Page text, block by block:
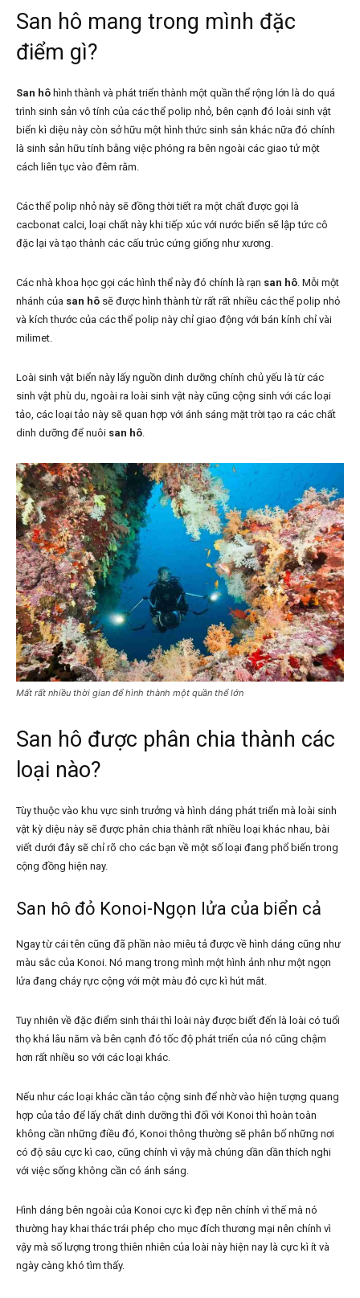
San hô mang trong mình đặc
điểm gì?
San hô hình thành và phát triển thành một quần thể rộng lớn là do quá
trình sinh sản vô tính của các thể polip nhỏ, bên cạnh đó loài sinh vật
biển kì diệu này còn sở hữu một hình thức sinh sản khác nữa đó chính
là sinh sản hữu tính bằng việc phóng ra bên ngoài các giao tử một
cách liên tục vào đêm rằm.
Các thể polip nhỏ này sẽ đồng thời tiết ra một chất được gọi là
cacbonat calci, loại chất này khi tiếp xúc với nước biển sẽ lập tức cô
đặc lại và tạo thành các cấu trúc cứng giống như xương.
Các nhà khoa học gọi các hình thể này đó chính là rạn san hô. Mỗi một
nhánh của san hô sẽ được hình thành từ rất rất nhiều các thể polip nhỏ
và kích thước của các thể polip này chỉ giao động với bán kính chỉ vài
milimet.
Loài sinh vật biển này lấy nguồn dinh dưỡng chính chủ yếu là từ các
sinh vật phù du, ngoài ra loài sinh vật này cũng cộng sinh với các loại
tảo, các loại tảo này sẽ quan hợp với ánh sáng mặt trời tạo ra các chất
dinh dưỡng để nuôi san hô.
Mất rất nhiều thời gian để hình thành một quần thể lớn
San hô được phân chia thành các
loại nào?
Tùy thuộc vào khu vực sinh trưởng và hình dáng phát triển mà loài sinh
vật kỳ diệu này sẽ được phân chia thành rất nhiều loại khác nhau, bài
viết dưới đây sẽ chỉ rõ cho các bạn về một số loại đang phổ biến trong
cộng đồng hiện nay.
San hô đỏ Konoi-Ngọn lửa của biển cả
Ngay từ cái tên cũng đã phần nào miêu tả được về hình dáng cũng như
màu sắc của Konoi. Nó mang trong mình một hình ảnh như một ngọn
lửa đang cháy rực cộng với một màu đỏ cực kì hút mắt.
Tuy nhiên về đặc điểm sinh thái thì loài này được biết đến là loài có tuổi
thọ khá lâu năm và bên cạnh đó tốc độ phát triển của nó cũng chậm
hơn rất nhiều so với các loại khác.
Nếu như các loại khác cần tảo cộng sinh để nhờ vào hiện tượng quang
hợp của tảo để lấy chất dinh dưỡng thì đối với Konoi thì hoàn toàn
không cần những điều đó, Konoi thông thường sẽ phân bố những nơi
có độ sâu cực kì cao, cũng chính vì vậy mà chúng dần dần thích nghi
với việc sống không cần có ánh sáng.
Hình dáng bên ngoài của Konoi cực kì đẹp nên chính vì thế mà nó
thường hay khai thác trái phép cho mục đích thương mại nên chính vì
vậy mà số lượng trong thiên nhiên của loài này hiện nay là cực kì ít và
ngày càng khó tìm thấy.